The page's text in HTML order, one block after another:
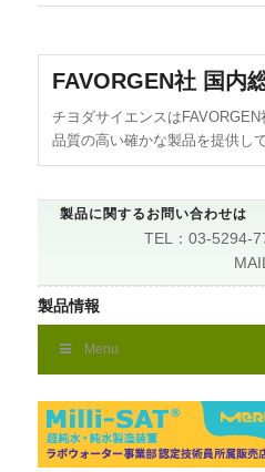
FAVORGEN社 国内
チヨダサイエンスはFAVORGEN
品質の高い確かな製品を提供し
製品に関するお問い合わ
TEL：03-5294-
製品情報
Menu